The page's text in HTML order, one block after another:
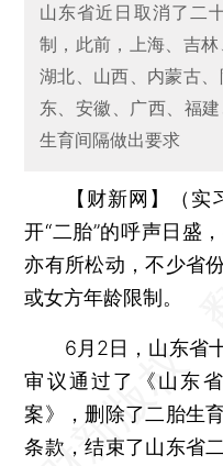
山东省近日取消了二
制，此前，上海、吉林
湖北、山西、内蒙古
东、安徽、广西、福
生育间隔做出要求
【财新网】（实
开“二胎”的呼声日盛
亦有所松动，不少省
或女方年龄限制。
6月2日，山东省十
审议通过了《山东
案》，删除了二胎生
条款，结束了山东省